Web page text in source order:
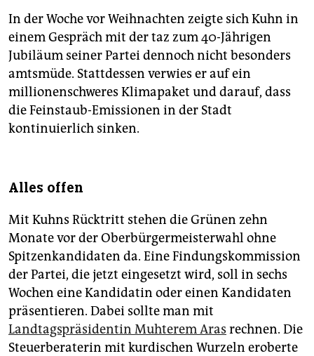
In der Woche vor Weihnachten zeigte sich Kuhn in
einem Gespräch mit der taz zum 40-Jährigen
Jubiläum seiner Partei dennoch nicht besonders
amtsmüde. Stattdessen verwies er auf ein
millionenschweres Klimapaket und darauf, dass
die Feinstaub-Emissionen in der Stadt
kontinuierlich sinken.
Alles offen
Mit Kuhns Rücktritt stehen die Grünen zehn
Monate vor der Oberbürgermeisterwahl ohne
Spitzenkandidaten da. Eine Findungskommission
der Partei, die jetzt eingesetzt wird, soll in sechs
Wochen eine Kandidatin oder einen Kandidaten
präsentieren. Dabei sollte man mit
Landtagspräsidentin Muhterem Aras rechnen. Die
Steuerberaterin mit kurdischen Wurzeln eroberte